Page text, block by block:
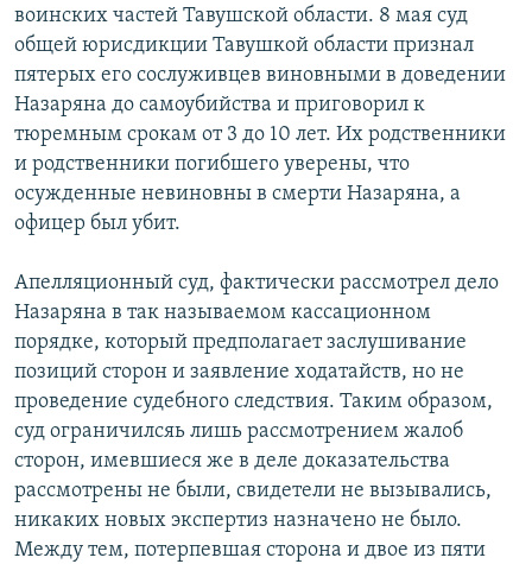
воинских частей Тавушской области. 8 мая суд
общей юрисдикции Тавушкой области признал
пятерых его сослуживцев виновными в доведении
Назаряна до самоубийства и приговорил к
тюремным срокам от 3 до 10 лет. Их родственники
и родственники погибшего уверены, что
осужденные невиновны в смерти Назаряна, а
офицер был убит.
Апелляционный суд, фактически рассмотрел дело
Назаряна в так называемом кассационном
порядке, который предполагает заслушивание
позиций сторон и заявление ходатайств, но не
проведение судебного следствия. Таким образом,
суд ограничилсяь лишь рассмотрением жалоб
сторон, имевшиеся же в деле доказательства
рассмотрены не были, свидетели не вызывались,
никаких новых экспертиз назначено не было.
Между тем, потерпевшая сторона и двое из пяти